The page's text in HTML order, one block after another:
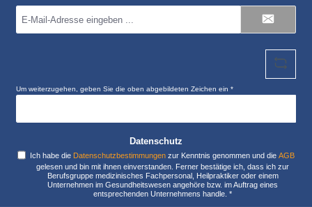
Mail-
Um weiterzugehen, geben Sie die oben abgebildeten Zeichen ein*
Datenschutz
Ich habe die Datenschutzbestimmungen zur Kenntnis genommen und dieAGB
gelesen und bin mit ihnen einverstanden. Ferner bestätige ich, dass ich zur
Berufsgruppe medizinisches Fachpersonal, Heilpraktiker oder einem
Unternehmen im Gesundheitswesen angehöre bzw. im Auftrag eines
entsprechenden Unternehmens handle.*